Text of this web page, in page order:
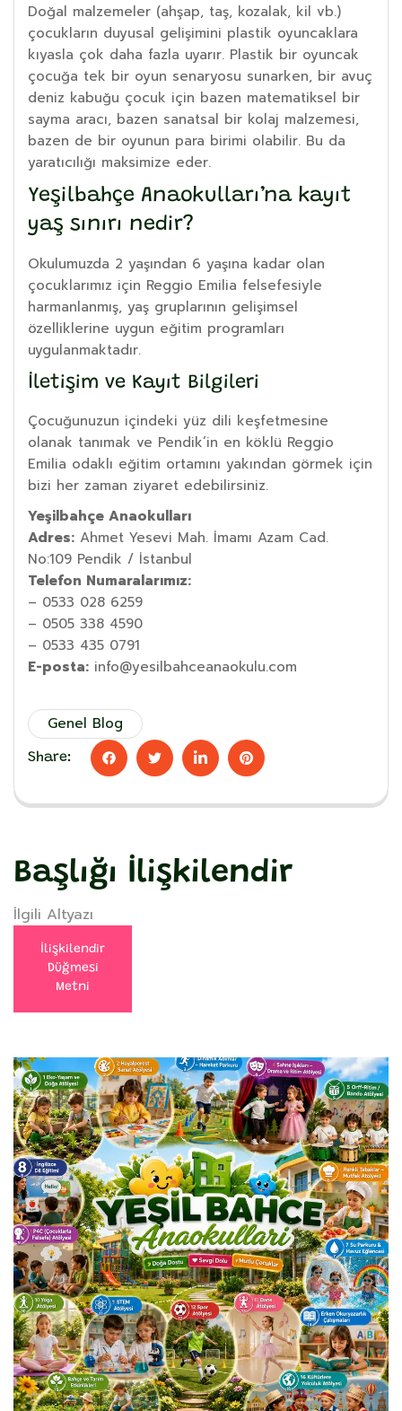
Doğal malzemeler (ahşap, taş, kozalak, kil vb.)
çocukların duyusal gelişimini plastik oyuncaklara
kıyasla çok daha fazla uyarır. Plastik bir oyuncak
çocuğa tek bir oyun senaryosu sunarken, bir avuç
deniz kabuğu çocuk için bazen matematiksel bir
sayma aracı, bazen sanatsal bir kolaj malzemesi,
bazen de bir oyunun para birimi olabilir. Bu da
yaratıcılığı maksimize eder.
Yeşilbahçe Anaokulları’na kayıt
yaş sınırı nedir?
Okulumuzda 2 yaşından 6 yaşına kadar olan
çocuklarımız için Reggio Emilia felsefesiyle
harmanlanmış, yaş gruplarının gelişimsel
özelliklerine uygun eğitim programları
uygulanmaktadır.
İletişim ve Kayıt Bilgileri
Çocuğunuzun içindeki yüz dili keşfetmesine
olanak tanımak ve Pendik’in en köklü Reggio
Emilia odaklı eğitim ortamını yakından görmek için
bizi her zaman ziyaret edebilirsiniz.
Yeşilbahçe Anaokulları
Adres: Ahmet Yesevi Mah. İmamı Azam Cad.
No:109 Pendik / İstanbul
Telefon Numaralarımız:
– 0533 028 6259
– 0505 338 4590
– 0533 435 0791
E-posta: info@yesilbahceanaokulu.com
Genel Blog
Share:
Başlığı İlişkilendir
İlgili Altyazı
İlişkilendir
Düğmesi
Metni